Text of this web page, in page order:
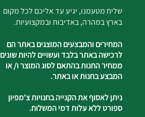
שליח מטעמנו, יגיע עד אליכם לכל מקום
בארץ במהרה, באדיבות ובמקצועיות.
המחירים והמבצעים המוצגים באתר הם
לרכישה באתר בלבד ועשויים להיות שונים
ממחיר החנות בהתאם לסוג המוצר ו/ או
המבצע בחנות או באתר.
ניתן לאסוף את הקנייה בחנויות צ'מפיון
ספורט ללא עלות דמי המשלוח.